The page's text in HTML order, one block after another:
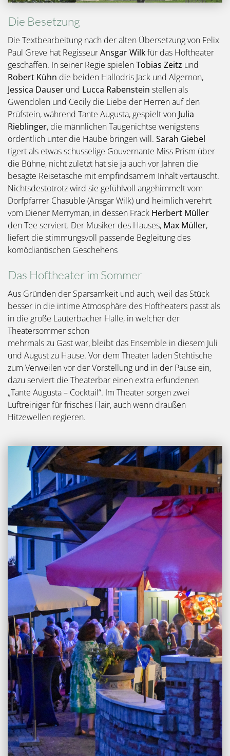
Die Besetzung
Die Textbearbeitung nach der alten Übersetzung von Felix
Paul Greve hat RegisseurAnsgar Wilkfür das Hoftheater
geschaffen. In seiner Regie spielenTobias Zeitz und
Robert Kühn die beiden Hallodris Jack und Algernon,
Jessica Dauser und Lucca Rabenstein stellen als
Gwendolen und Cecily die Liebe der Herren auf den
Prüfstein, während Tante Augusta, gespielt von Julia
Rieblinger, die männlichen Taugenichtse wenigstens
ordentlich unter die Haube bringen will. Sarah Giebel
tigert als etwas schusselige Gouvernante Miss Prism über
die Bühne, nicht zuletzt hat sie ja auch vor Jahren die
besagte Reisetasche mit empfindsamem Inhalt vertauscht.
Nichtsdestotrotz wird sie gefühlvoll angehimmelt vom
Dorfpfarrer Chasuble (Ansgar Wilk) und heimlich verehrt
vom Diener Merryman, in dessen Frack Herbert Müller
den Tee serviert. Der Musiker des Hauses, Max Müller,
liefert die stimmungsvoll passende Begleitung des
komödiantischen Geschehens
Das Hoftheater im Sommer
Aus Gründen der Sparsamkeit und auch, weil das Stück
besser in die intime Atmosphäre des Hoftheaters passt als
in die große Lauterbacher Halle, in welcher der
Theatersommer schon
mehrmals zu Gast war, bleibt das Ensemble in diesem Juli
und August zu Hause. Vor dem Theater laden Stehtische
zum Verweilen vor der Vorstellung und in der Pause ein,
dazu serviert die Theaterbar einen extra erfundenen
„Tante Augusta – Cocktail“. Im Theater sorgen zwei
Luftreiniger für frisches Flair, auch wenn draußen
Hitzewellen regieren.